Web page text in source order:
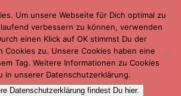
Um unsere Webseite für Dich optimal zu
verbessern zu können, verwenden
einen Klick auf OK stimmst Du der
Cookies zu. Unsere Cookies haben eine
Tag. Weitere Informationen zu Cookies
in unserer Datenschutzerklärung.
Datenschutzerklärung findest Du hier.